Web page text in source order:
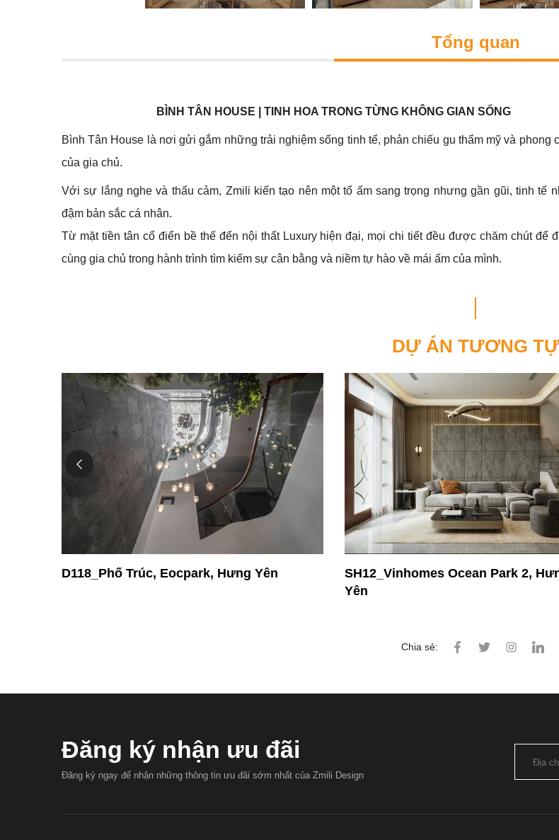
Tổng quan
BÌNH TÂN HOUSE | TINH HOA TRONG TỪNG KHÔNG GIAN SỐNG
Bình Tân House là nơi gửi gắm những trải nghiệm sống tinh tế, phản chiếu gu thẩm mỹ và phong
của gia chủ.
Với sự lắng nghe và thấu cảm, Zmili kiến tạo nên một tổ ấm sang trọng nhưng gần gũi, tinh tế
đậm bản sắc cá nhân.
Từ mặt tiền tân cổ điển bề thế đến nội thất Luxury hiện đại, mọi chi tiết đều được chăm chút để
cùng gia chủ trong hành trình tìm kiếm sự cân bằng và niềm tự hào về mái ấm của mình.
DỰ ÁN TƯƠNG TỰ
Hưng Yên
SH12_Vinhomes Ocean Park 2, Hưng
Mai Anh House_Phủ
Chia sẻ:
Đăng ký nhận ưu đãi
Đăng ký ngay để nhận những thông tin ưu đãi sớm nhất của Zmili Design